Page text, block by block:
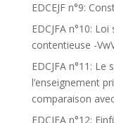
EDCEJF n°9:
EDCJFA n°10:
contentieuse -
EDCJFA n°11:
l’enseignement
comparaison
EDCJFA n°12: